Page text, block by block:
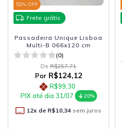
52% OFF
Frete grátis
Passadeira Unique Lisboa
Multi-B 066x120 cm
(0)
De R$257,71
Por R$124,12
R$99,30
PIX até dia 31/07
20%
12x de R$10,34 sem juros